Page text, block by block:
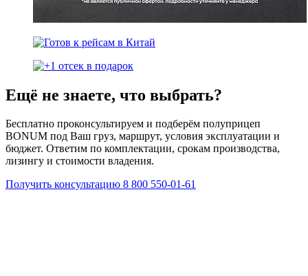
Ещё не знаете, что выбрать?
Бесплатно проконсультируем и подберём полуприцеп
BONUM под Ваш груз, маршрут, условия эксплуатации и
бюджет. Ответим по комплектации, срокам производства,
лизингу и стоимости владения.
Получить консультацию 8 800 550-01-61